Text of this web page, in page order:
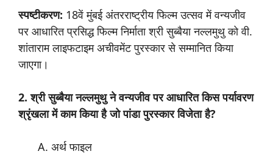
स्पष्टीकरण: 18वें मुंबई अंतरराष्ट्रीय फिल्म उत्सव में वन्यजीव
पर आधारित प्रसिद्ध फिल्म निर्माता श्री सुब्बैया नल्लमुथु को वी.
शांताराम लाइफटाइम अचीवमेंट पुरस्कार से सम्मानित किया
जाएगा।
2. श्री सुब्बैया नल्लमुथु ने वन्यजीव पर आधारित किस पर्यावरण
श्रृंखला में काम किया है जो पांडा पुरस्कार विजेता है?
अर्थ फाइल